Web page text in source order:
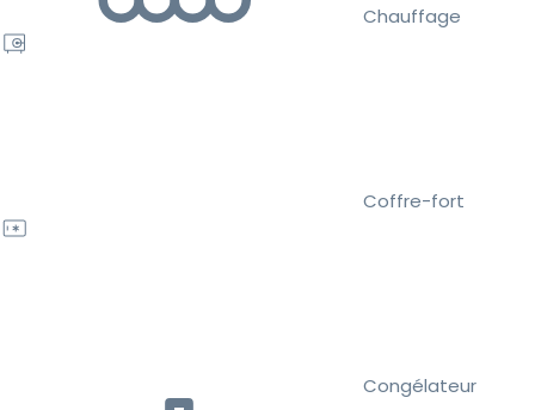
Chauffage
Coffre-fort
Congélateur